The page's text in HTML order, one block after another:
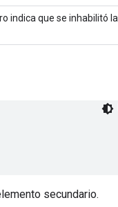
indica que se inhabilitó la
secundario.